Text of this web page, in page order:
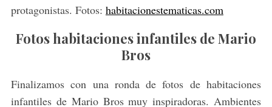
protagonistas. Fotos: habitacionestematicas.com
Fotos habitaciones infantiles de Mario
Bros
Finalizamos con una ronda de fotos de habitaciones
infantiles de Mario Bros muy inspiradoras. Ambientes